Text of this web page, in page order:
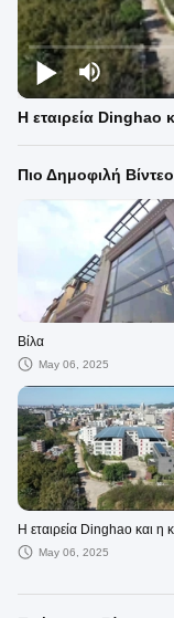
Η εταιρεία Dinghao
Πιο Δημοφιλή Βίντεο
Βίλα
May 06, 2025
Η εταιρεία Dinghao και η
May 06, 2025